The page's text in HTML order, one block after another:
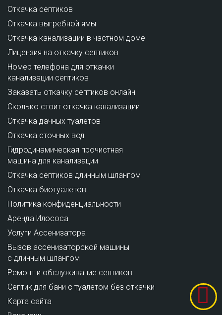
Откачка септиков
Откачка выгребной ямы
Откачка канализации в частном доме
Лицензия на откачку септиков
Номер телефона для откачки
канализации септиков
Заказать откачку септиков онлайн
Сколько стоит откачка канализации
Откачка дачных туалетов
Откачка сточных вод
Гидродинамическая прочистная
машина для канализации
Откачка септиков длинным шлангом
Откачка биотуалетов
Политика конфиденциальности
Аренда Илососа
Услуги Ассенизатора
Вызов ассенизаторской машины
с длинным шлангом
Ремонт и обслуживание cептиков
Септик для бани с туалетом без откачки
Карта сайта